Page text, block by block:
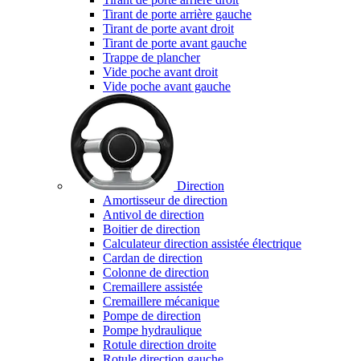
Tirant de porte arrière gauche
Tirant de porte avant droit
Tirant de porte avant gauche
Trappe de plancher
Vide poche avant droit
Vide poche avant gauche
Direction
Amortisseur de direction
Antivol de direction
Boitier de direction
Calculateur direction assistée électrique
Cardan de direction
Colonne de direction
Cremaillere assistée
Cremaillere mécanique
Pompe de direction
Pompe hydraulique
Rotule direction droite